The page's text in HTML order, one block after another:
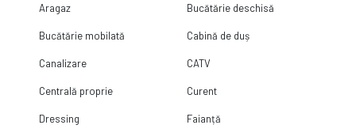
stația de metrou Pipera;
Promenada Mall;
Pipera Plaza;
școli și grădinițe internaționale.
Complexul beneficiază de acces securizat, spații verzi și proximitatea
Aragaz Bucătărie deschisă
Bucătărie mobilată Cabină de duș
Canalizare CATV
Centrală proprie Curent
Dressing Faianță